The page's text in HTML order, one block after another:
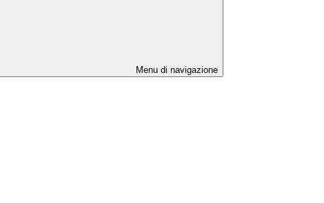
Menu di navigazione